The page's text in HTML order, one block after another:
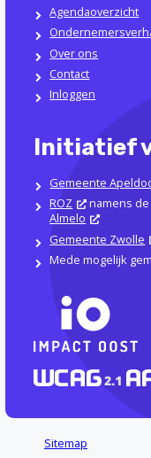
Agendaoverzicht
Over ons
Contact
Inloggen
Initiatief
Gemeente
ROZ
namens
Almelo
Gemeente Zwolle
Mede mogelijk
Sitemap